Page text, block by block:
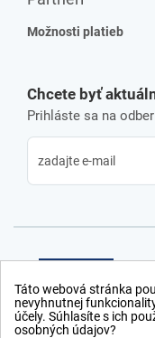
Možnosti platieb
Chcete byť
Prihláste sa na
Táto webová stránka
nevyhnutnej
účely. Súhlasíte s ich
osobných údajov?